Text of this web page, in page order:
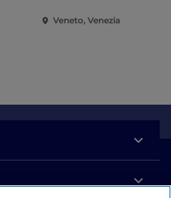
Veneto, Venezia